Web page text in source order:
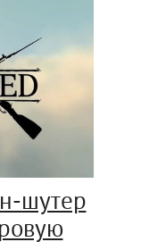
шутер